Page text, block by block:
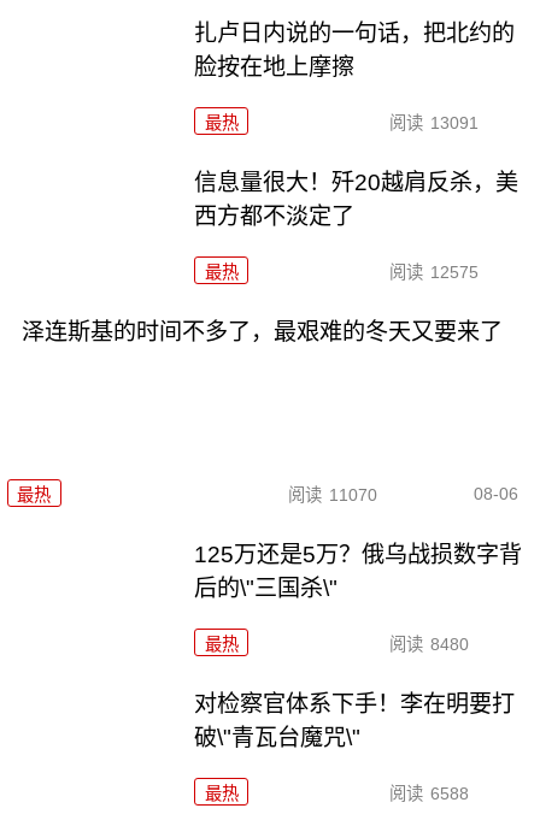
扎卢日内说的一句话，把北约的
脸按在地上摩擦
最热 阅读 13091
信息量很大！歼20越肩反杀，美
西方都不淡定了
最热 阅读 12575
泽连斯基的时间不多了，最艰难的冬天又要来了
最热 阅读 11070 08-06
125万还是5万？俄乌战损数字背
后的\"三国杀\"
最热 阅读 8480
对检察官体系下手！李在明要打
破\"青瓦台魔咒\"
最热 阅读 6588